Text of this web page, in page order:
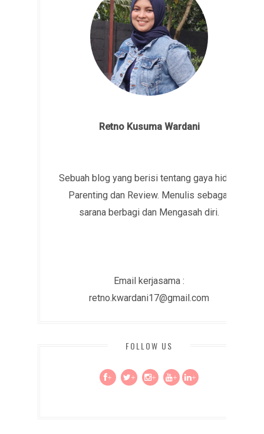
Retno Kusuma Wardani
Sebuah blog yang berisi tentang gaya hidup,
Parenting dan Review. Menulis sebagai
sarana berbagi dan Mengasah diri.
Email kerjasama :
retno.kwardani17@gmail.com
FOLLOW US
+ + + + +